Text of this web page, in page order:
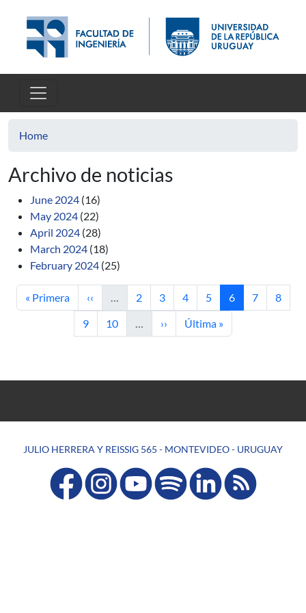
Home
Archivo de noticias
June 2024 (16)
May 2024 (22)
April 2024 (28)
March 2024 (18)
February 2024 (25)
First page
« Primera Previous page
‹‹ … Page
2 Page
3 Page
4 Page
5 Current page
6 Page
7 Page
8
Page
9 Page
10 … Next page
›› Last page
Última »
JULIO HERRERA Y REISSIG 565 - MONTEVIDEO - URUGUAY